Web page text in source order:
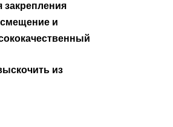
закрепления
и
из